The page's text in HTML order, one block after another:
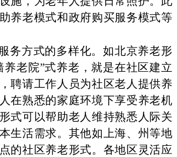
养老模式和政府购买服务模式等
务方式的多样化。如北京养老形
养老院”式养老，就是在社区建立
聘请工作人员为社区老人提供养
在熟悉的家庭环境下享受养老机
式可以帮助老人维持熟悉人际关
生活需求。其他如上海、州等地
的社区养老形式。各地区灵活应